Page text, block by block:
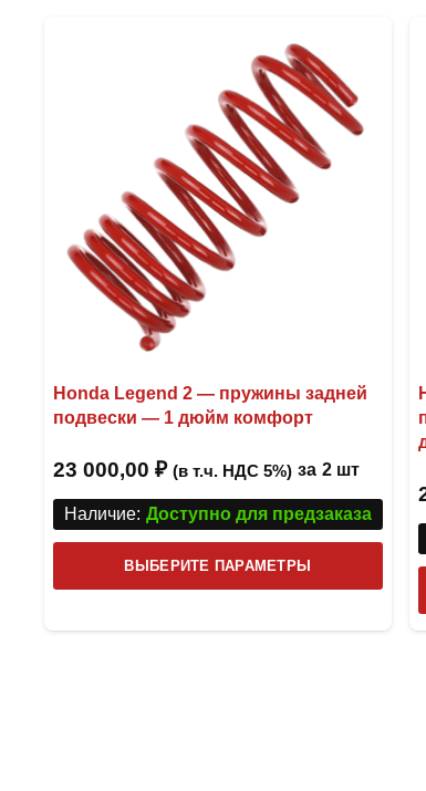
Honda Legend 2 — пружины задней
подвески — 1 дюйм комфорт
23 000,00 ₽ (в т.ч. НДС 5%) за 2 шт
Наличие: Доступно для предзаказа
ВЫБЕРИТЕ ПАРАМЕТРЫ
товар
имеет